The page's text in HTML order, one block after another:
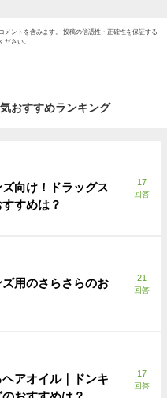
ントを含みます。 投稿の信憑性・正確性を保証する
ださい。
おすすめランキング
向け！ドラッグス
すめは？
17
回答
用のさらさらのお
21
回答
アオイル｜ドンキ
17
回答